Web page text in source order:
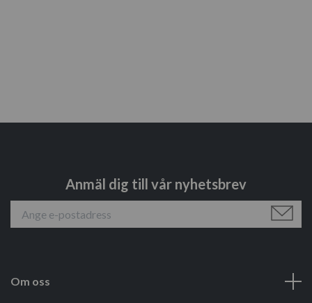
Anmäl dig till vår nyhetsbrev
Om oss